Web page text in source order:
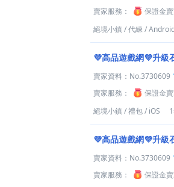
賣家服務：
保證金
絕境小鎮 /代練 /
💜高品遊戲網💜升級
賣家資料： No.3730609
賣家服務：
保證金
絕境小鎮 /禮包/ iOS
💜高品遊戲網💜升級
賣家資料： No.3730609
賣家服務：
保證金